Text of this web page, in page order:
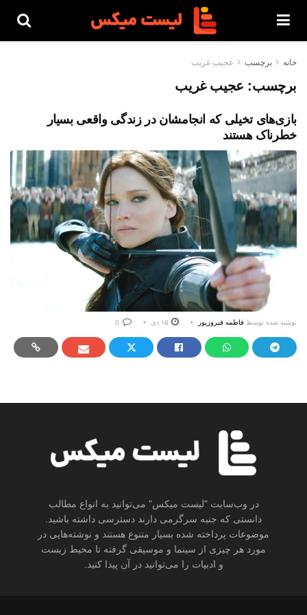
خانه برچسب عجیب غریب
برچسب: عجیب غریب
بازی‌های تخیلی که انجامشان در زندگی واقعی بسیار
خطرناک هستند
نوشته شده توسط فاطمه فیروزپور
در وب‌سایت "لیست میکس" می‌توانید به انواع مطالب
دانستی که جنبه سرگرمی دارند دسترسی داشته باشید.
موضوعات پرداخته شده بسیار متنوع هستند و نوشته‌هایی در
مورد هر چیزی از سینما و موسیقی گرفته تا محیط زیست
و ادبیات را می‌توانید در آن پیدا کنید.